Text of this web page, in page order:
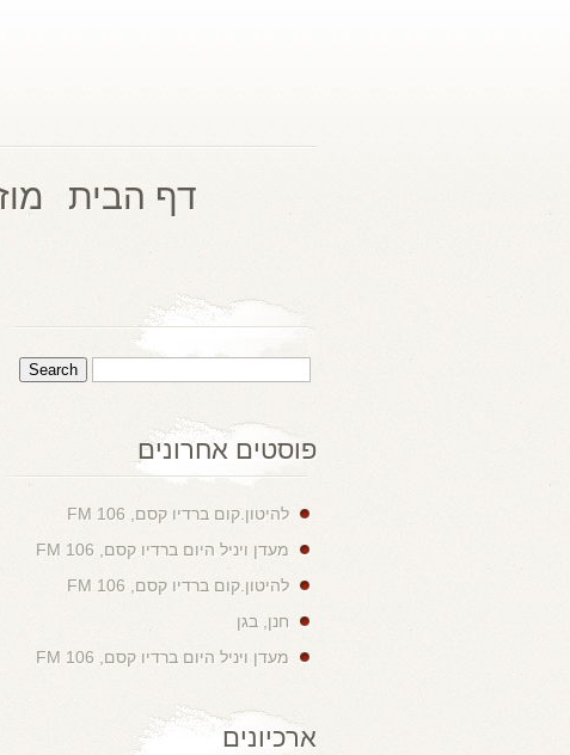
דף הבית
פוסטים אחרונים
להיטון.קום ברדיו קסם, 106 FM
מעדן ויניל היום ברדיו קסם, 106 FM
להיטון.קום ברדיו קסם, 106 FM
חנן, בגן
מעדן ויניל היום ברדיו קסם, 106 FM
ארכיונים